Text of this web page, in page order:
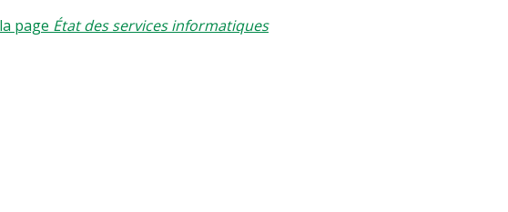
page État des services informatiques